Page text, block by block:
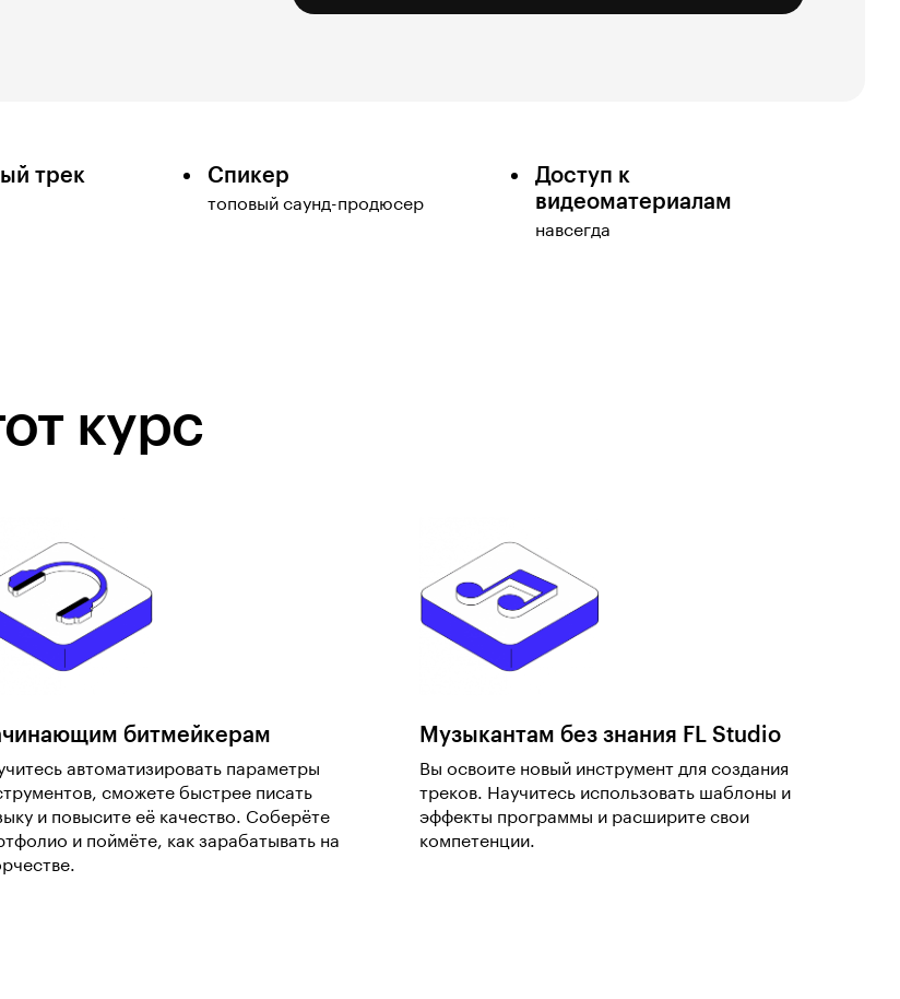
трек Спикер
топовый саунд-продюсер
Доступ к
видеоматериалам
навсегда
курс
битмейкерам
автоматизировать параметры
сможете быстрее писать
и повысите её качество. Соберёте
и поймёте, как зарабатывать на
Музыкантам без знания FL Studio
Вы освоите новый инструмент для создания
треков. Научитесь использовать шаблоны и
эффекты программы и расширите свои
компетенции.